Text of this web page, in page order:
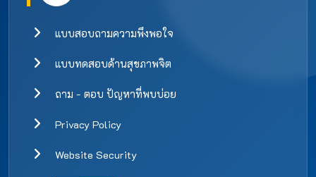
แบบสอบถามความพึงพอใจ
แบบทดสอบด้านสุขภาพจิต
ถาม - ตอบ ปัญหาที่พบบ่อย
Privacy Policy
Website Security